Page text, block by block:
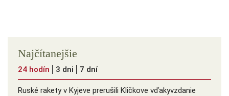
Najčítanejšie
24 hodín 3 dni 7 dní
Ruské rakety v Kyjeve prerušili Kličkove vďakyvzdanie